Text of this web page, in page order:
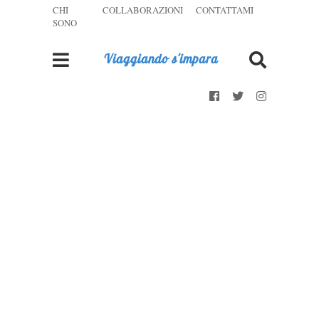
CHI
SONO
COLLABORAZIONI CONTATTAMI
Viaggiando s'impara